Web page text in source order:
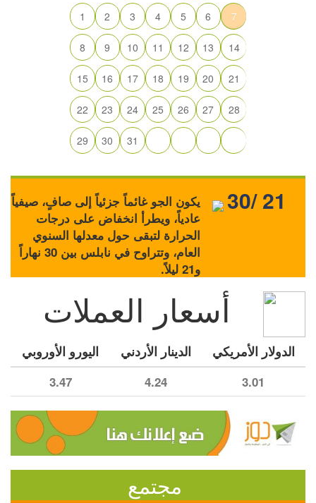
1 2 3 4 5 6 7
8 9 10 11 12 13 14
15 16 17 18 19 20 21
22 23 24 25 26 27 28
29 30 31
يكون الجو غائماً جزئياً إلى صافٍ، صيفياً
عادياً، ويطرأ انخفاض على درجات
الحرارة لتبقى حول معدلها السنوي
العام، وتتراوح في نابلس بين 30 نهاراً
و21 ليلاً.
30/ 21
أسعار العملات
الدولار الأمريكي الدينار الأردني اليورو الأوروبي
3.01
4.24
3.47
مجتمع